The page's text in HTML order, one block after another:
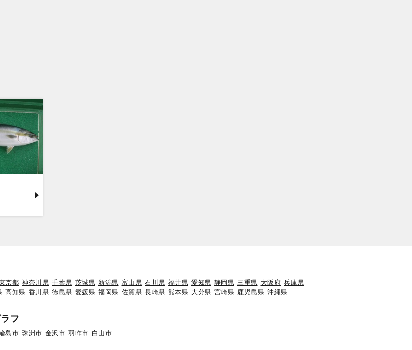
京都 神奈川県 千葉県 茨城県 新潟県 富山県 石川県 福井県 愛知県 静岡県 三重県 大阪府 兵庫県
高知県 香川県 徳島県 愛媛県 福岡県 佐賀県 長崎県 熊本県 大分県 宮崎県 鹿児島県 沖縄県
フ
島市 珠洲市 金沢市 羽咋市 白山市